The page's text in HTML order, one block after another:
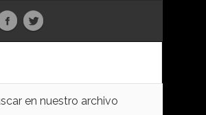
en nuestro archivo